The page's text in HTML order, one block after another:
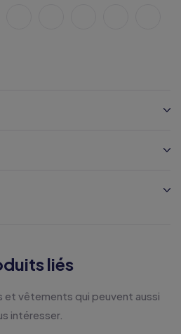
liés
vêtements qui peuvent aussi
intéresser.